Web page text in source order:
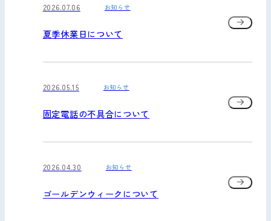
2026.07.06 お知らせ
夏季休業日について
2026.05.15 お知らせ
固定電話の不具合について
2026.04.30 お知らせ
ゴールデンウィークについて